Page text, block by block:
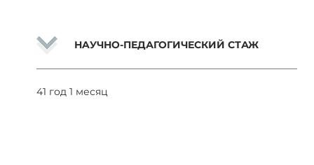
НAУЧНО-ПЕДАГОГИЧЕСКИЙ СТАЖ
41 год 1 месяц